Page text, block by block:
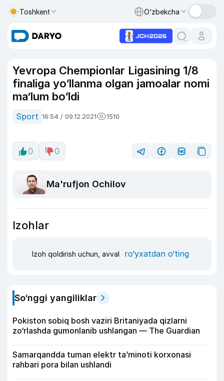
Toshkent O‘zbekcha
Yevropa Chempionlar Ligasining 1/8
finaliga yo‘llanma olgan jamoalar nomi
ma’lum bo‘ldi
Sport 16:54 / 09.12.2021 1510
0 0
Ma'rufjon Ochilov
Izohlar
Izoh qoldirish uchun, avval ro‘yxatdan o‘ting
So‘nggi yangiliklar
Pokiston sobiq bosh vaziri Britaniyada qizlarni
zo‘rlashda gumonlanib ushlangan — The Guardian
Samarqandda tuman elektr ta’minoti korxonasi
rahbari pora bilan ushlandi